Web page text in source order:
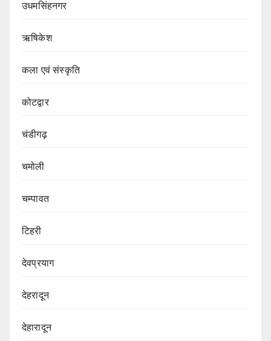
उधमसिंहनगर
ऋषिकेश
कला एवं संस्कृति
कोटद्वार
चंडीगढ़
चमोली
चम्पावत
टिहरी
देवप्रयाग
देहरादून
देहारादून